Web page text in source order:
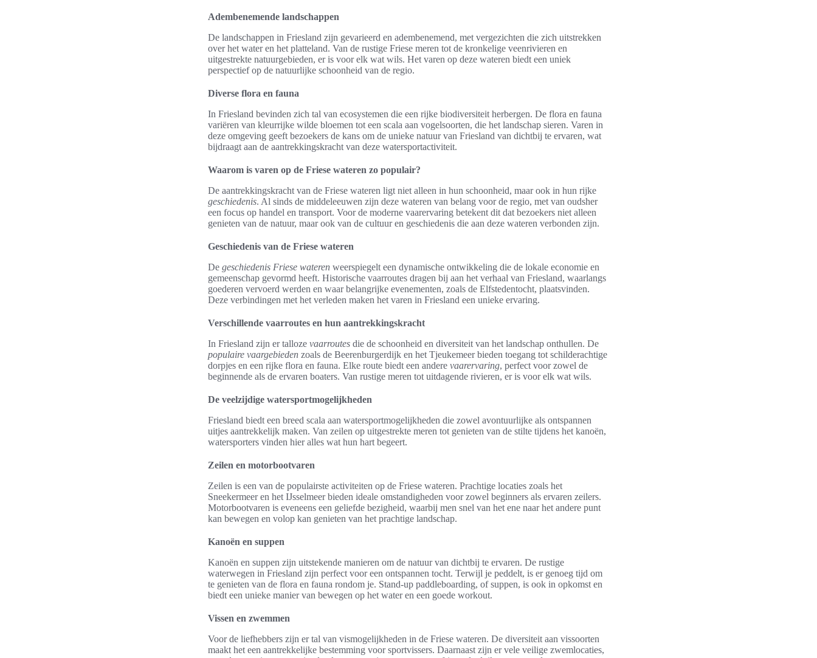
Adembenemende landschappen
De landschappen in Friesland zijn gevarieerd en adembenemend, met vergezichten die zich uitstrekken
over het water en het platteland. Van de rustige Friese meren tot de kronkelige veenrivieren en
uitgestrekte natuurgebieden, er is voor elk wat wils. Het varen op deze wateren biedt een uniek
perspectief op de natuurlijke schoonheid van de regio.
Diverse flora en fauna
In Friesland bevinden zich tal van ecosystemen die een rijke biodiversiteit herbergen. De flora en fauna
variëren van kleurrijke wilde bloemen tot een scala aan vogelsoorten, die het landschap sieren. Varen in
deze omgeving geeft bezoekers de kans om de unieke natuur van Friesland van dichtbij te ervaren, wat
bijdraagt aan de aantrekkingskracht van deze watersportactiviteit.
Waarom is varen op de Friese wateren zo populair?
De aantrekkingskracht van de Friese wateren ligt niet alleen in hun schoonheid, maar ook in hun rijke
geschiedenis. Al sinds de middeleeuwen zijn deze wateren van belang voor de regio, met van oudsher
een focus op handel en transport. Voor de moderne vaarervaring betekent dit dat bezoekers niet alleen
genieten van de natuur, maar ook van de cultuur en geschiedenis die aan deze wateren verbonden zijn.
Geschiedenis van de Friese wateren
De geschiedenis Friese wateren weerspiegelt een dynamische ontwikkeling die de lokale economie en
gemeenschap gevormd heeft. Historische vaarroutes dragen bij aan het verhaal van Friesland, waarlangs
goederen vervoerd werden en waar belangrijke evenementen, zoals de Elfstedentocht, plaatsvinden.
Deze verbindingen met het verleden maken het varen in Friesland een unieke ervaring.
Verschillende vaarroutes en hun aantrekkingskracht
In Friesland zijn er talloze vaarroutes die de schoonheid en diversiteit van het landschap onthullen. De
populaire vaargebieden zoals de Beerenburgerdijk en het Tjeukemeer bieden toegang tot schilderachtige
dorpjes en een rijke flora en fauna. Elke route biedt een andere vaarervaring, perfect voor zowel de
beginnende als de ervaren boaters. Van rustige meren tot uitdagende rivieren, er is voor elk wat wils.
De veelzijdige watersportmogelijkheden
Friesland biedt een breed scala aan watersportmogelijkheden die zowel avontuurlijke als ontspannen
uitjes aantrekkelijk maken. Van zeilen op uitgestrekte meren tot genieten van de stilte tijdens het kanoën,
watersporters vinden hier alles wat hun hart begeert.
Zeilen en motorbootvaren
Zeilen is een van de populairste activiteiten op de Friese wateren. Prachtige locaties zoals het
Sneekermeer en het IJsselmeer bieden ideale omstandigheden voor zowel beginners als ervaren zeilers.
Motorbootvaren is eveneens een geliefde bezigheid, waarbij men snel van het ene naar het andere punt
kan bewegen en volop kan genieten van het prachtige landschap.
Kanoën en suppen
Kanoën en suppen zijn uitstekende manieren om de natuur van dichtbij te ervaren. De rustige
waterwegen in Friesland zijn perfect voor een ontspannen tocht. Terwijl je peddelt, is er genoeg tijd om
te genieten van de flora en fauna rondom je. Stand-up paddleboarding, of suppen, is ook in opkomst en
biedt een unieke manier van bewegen op het water en een goede workout.
Vissen en zwemmen
Voor de liefhebbers zijn er tal van vismogelijkheden in de Friese wateren. De diversiteit aan vissoorten
maakt het een aantrekkelijke bestemming voor sportvissers. Daarnaast zijn er vele veilige zwemlocaties,